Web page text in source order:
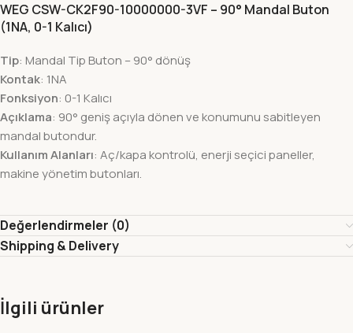
WEG CSW-CK2F90-10000000-3VF – 90° Mandal Buton
(1NA, 0-1 Kalıcı)
Tip: Mandal Tip Buton – 90° dönüş
Kontak: 1NA
Fonksiyon: 0-1 Kalıcı
Açıklama: 90° geniş açıyla dönen ve konumunu sabitleyen
mandal butondur.
Kullanım Alanları: Aç/kapa kontrolü, enerji seçici paneller,
makine yönetim butonları.
Değerlendirmeler (0)
Shipping & Delivery
İlgili ürünler